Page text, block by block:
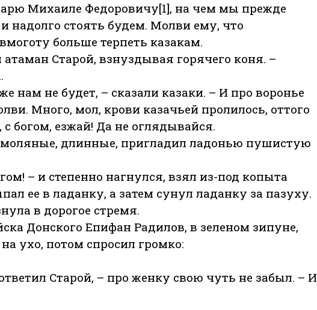
Михаиле Федоровичу[1], на чем мы прежде
надолго стоять будем. Молви ему, что
больше терпеть казакам.
Старой, взнуздывая горячего коня. –
нам не будет, – сказали казаки. – И про воронье
Много, мол, крови казачьей пролилось, оттого
богом, езжай! Да не оглядывайся.
длинные, пригладил ладонью пушистую
– и степенно нагнулся, взял из-под копыта
ее в ладанку, а затем сунул ладанку за пазуху.
в дорогое стремя.
Донского Епифан Радилов, в зеленом зипуне,
ухо, потом спросил громко:
Старой, – про женку свою чуть не забыл. – И